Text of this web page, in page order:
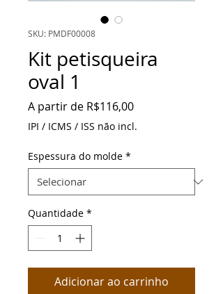
SKU: PMDF00008
Kit petisqueira
oval 1
A partir de R$116,00Preço
promocional
IPI / ICMS / ISS não incl.
Espessura do molde *
Quantidade *
Adicionar ao carrinho